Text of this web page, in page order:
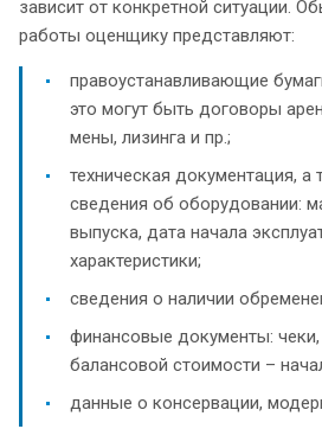
зависит от конкретной ситуации.
работы оценщику представляют:
правоустанавливающие
это могут быть договоры
мены, лизинга и пр.;
техническая документация,
сведения об оборудовании:
выпуска, дата начала
характеристики;
сведения о наличии
финансовые документы: чеки,
балансовой стоимости –
данные о консервации,